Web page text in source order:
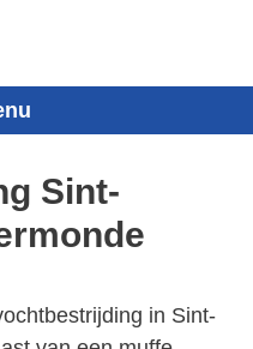
Sint-
in Sint-